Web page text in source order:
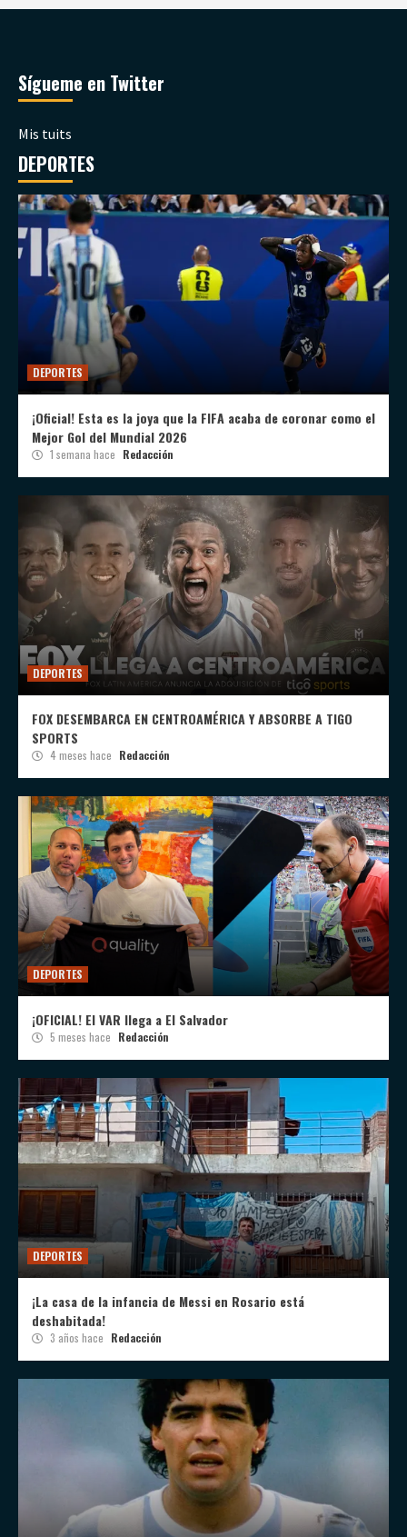
Sígueme en Twitter
Mis tuits
DEPORTES
DEPORTES
¡Oficial! Esta es la joya que la FIFA acaba de coronar como el
Mejor Gol del Mundial 2026
1 semana hace Redacción
DEPORTES
FOX DESEMBARCA EN CENTROAMÉRICA Y ABSORBE A TIGO
SPORTS
4 meses hace Redacción
DEPORTES
¡OFICIAL! El VAR llega a El Salvador
5 meses hace Redacción
DEPORTES
¡La casa de la infancia de Messi en Rosario está
deshabitada!
3 años hace Redacción